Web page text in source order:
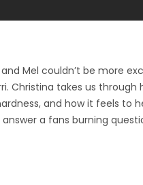
Mel couldn’t be more
Christina takes us through
and how it feels to
a fans burning